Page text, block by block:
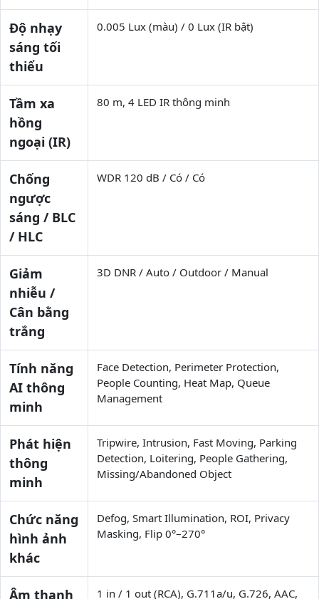
Độ nhạy
sáng tối
thiểu
0.005 Lux (màu) / 0 Lux (IR bật)
Tầm xa
hồng
ngoại (IR)
80 m, 4 LED IR thông minh
Chống
ngược
sáng / BLC
/ HLC
WDR 120 dB / Có / Có
Giảm
nhiễu /
Cân bằng
trắng
3D DNR / Auto / Outdoor / Manual
Tính năng
AI thông
minh
Face Detection, Perimeter Protection,
People Counting, Heat Map, Queue
Management
Phát hiện
thông
minh
Tripwire, Intrusion, Fast Moving, Parking
Detection, Loitering, People Gathering,
Missing/Abandoned Object
Chức năng
hình ảnh
khác
Defog, Smart Illumination, ROI, Privacy
Masking, Flip 0°–270°
Âm thanh 1 in / 1 out (RCA), G.711a/u, G.726, AAC,